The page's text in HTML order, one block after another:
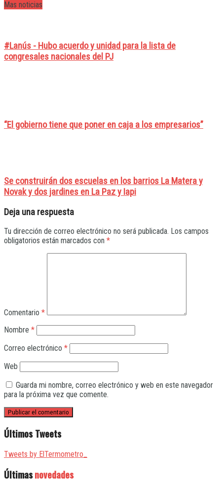
Mas noticias
#Lanús - Hubo acuerdo y unidad para la lista de
congresales nacionales del PJ
“El gobierno tiene que poner en caja a los empresarios”
Se construirán dos escuelas en los barrios La Matera y
Novak y dos jardines en La Paz y Iapi
Deja una respuesta
Tu dirección de correo electrónico no será publicada. Los campos
obligatorios están marcados con *
Comentario *
Nombre *
Correo electrónico *
Web
Guarda mi nombre, correo electrónico y web en este navegador
para la próxima vez que comente.
Últimos Tweets
Tweets by ElTermometro_
Últimasnovedades